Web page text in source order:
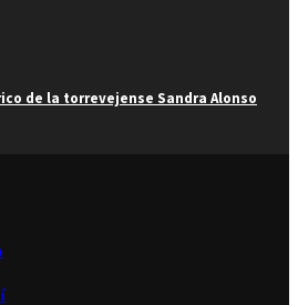
de la torrevejense Sandra Alonso